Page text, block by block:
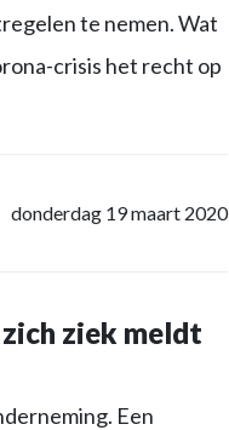
te nemen. Wat
crisis het recht op
donderdag 19 maart 2020
ziek meldt
Een